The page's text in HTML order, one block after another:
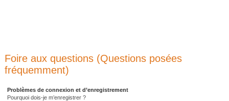
Foire aux questions (Questions posées
fréquemment)
Problèmes de connexion et d’enregistrement
Pourquoi dois-je m’enregistrer ?